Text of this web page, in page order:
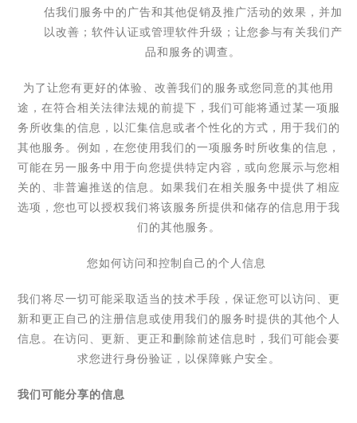
估我们服务中 的广告和其他促销及推广活动的效果，并加
以改善；软件认证或管理软件升级；让您参与有关我们产
品和服务的调查。
为了让您有更好的体验、改善我们的服务或您同意的其他用
途，在符合相关法律法规的前提下，我们可能将通过某一项服
务所收集的信息，以汇集信息或者个性化的方式，用于我们的
其他服务。例如，在您使用我们的一项服务时所收集的信息，
可能在另一服务中用于向您提供特定内容，或向您展示与您相
关的、非普遍推送的信息。如果我们在相关服务中提供了相应
选项，您也可以授权我们将该服务所提供和储存的信息用于我
们的其他服务。
您如何访问和控制自己的个人信息
我们将尽一切可能采取适当的技术手段，保证您可以访问、更
新和更正自己的注册信息或使用我们的服务时提供的其他个人
信息。在访问、更新、更正和删除前述信息时，我们可能会要
求您进行身份验证，以保障账户安全。
我们可能分享的信息